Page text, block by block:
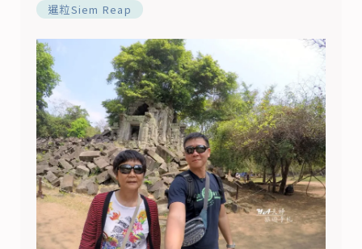
暹粒Siem Reap